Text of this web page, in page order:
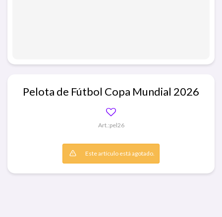
Pelota de Fútbol Copa Mundial 2026
pel26
Este artículo está agotado.